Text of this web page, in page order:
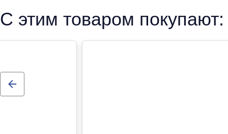
С этим товаром покупают: